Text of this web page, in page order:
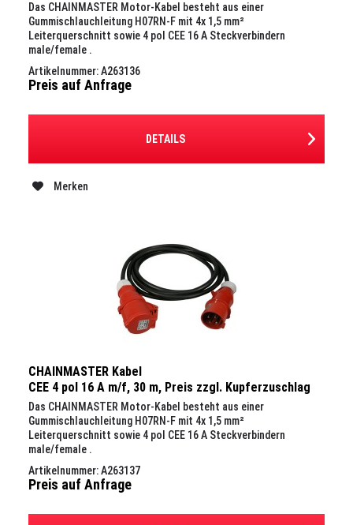
Das CHAINMASTER Motor-Kabel besteht aus einer
Gummischlauchleitung H07RN-F mit 4x 1,5 mm²
Leiterquerschnitt sowie 4 pol CEE 16 A Steckverbindern
male/female .
Artikelnummer: A263136
Preis auf Anfrage
DETAILS
Merken
CHAINMASTER Kabel
CEE 4 pol 16 A m/f, 30 m, Preis zzgl. Kupferzuschlag
Das CHAINMASTER Motor-Kabel besteht aus einer
Gummischlauchleitung H07RN-F mit 4x 1,5 mm²
Leiterquerschnitt sowie 4 pol CEE 16 A Steckverbindern
male/female .
Artikelnummer: A263137
Preis auf Anfrage